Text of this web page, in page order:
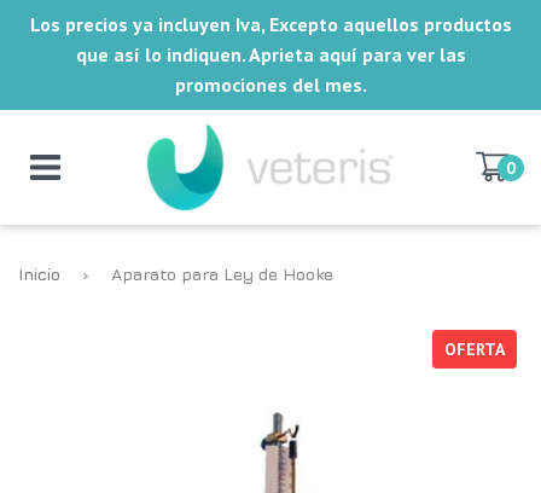
Los precios ya incluyen Iva, Excepto aquellos productos
que así lo indiquen. Aprieta aquí para ver las
promociones del mes.
0
Inicio › Aparato para Ley de Hooke
OFERTA